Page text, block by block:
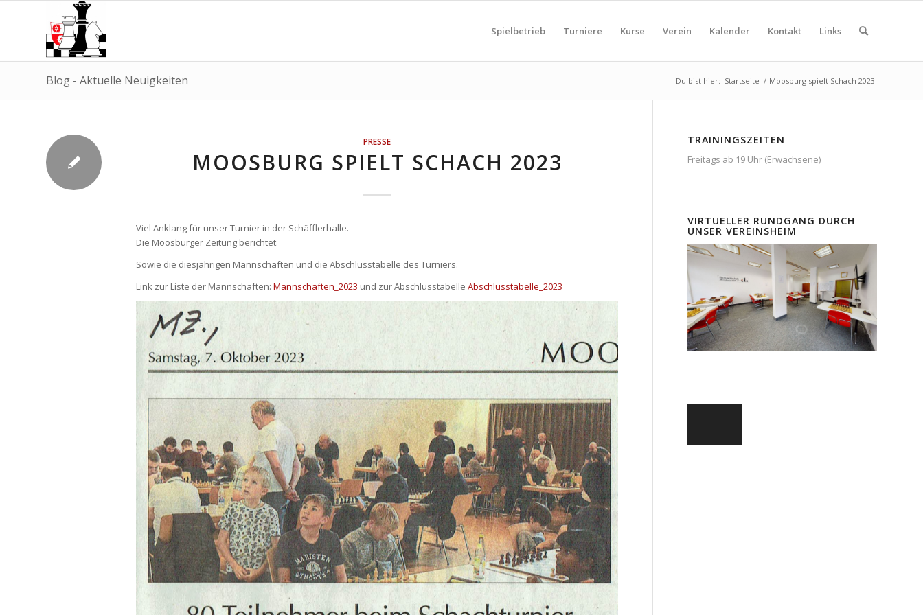
Spielbetrieb Turniere Kurse Verein Kalender Kontakt Links
Blog - Aktuelle Neuigkeiten Du bist hier: Startseite / Moosburg spielt Schach 2023
PRESSE
MOOSBURG SPIELT SCHACH 2023
Viel Anklang für unser Turnier in der Schäfflerhalle.
Die Moosburger Zeitung berichtet:
Sowie die diesjährigen Mannschaften und die Abschlusstabelle des Turniers.
Link zur Liste der Mannschaften: Mannschaften_2023 und zur Abschlusstabelle Abschlusstabelle_2023
TRAININGSZEITEN
Freitags ab 19 Uhr (Erwachsene)
VIRTUELLER RUNDGANG DURCH
UNSER VEREINSHEIM